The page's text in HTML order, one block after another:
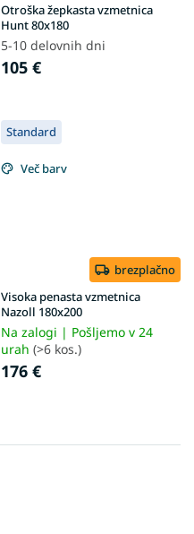
Otroška žepkasta vzmetnica
Hunt 80x180
5-10 delovnih dni
105 €
Standard
Več barv
brezplačno
Visoka penasta vzmetnica
Nazoll 180x200
Na zalogi | Pošljemo v 24
urah (>6 kos.)
176 €